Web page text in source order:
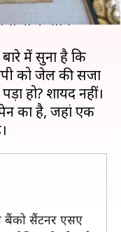
सजा के साथ
में सुना है कि
को जेल की सजा
हो? शायद नहीं।
का है, जहां एक
बैंको सैंटनर एसए